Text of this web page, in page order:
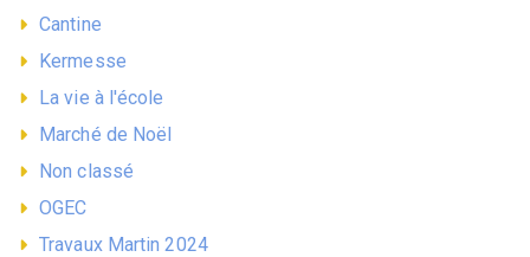
Cantine
Kermesse
La vie à l'école
Marché de Noël
Non classé
OGEC
Travaux Martin 2024